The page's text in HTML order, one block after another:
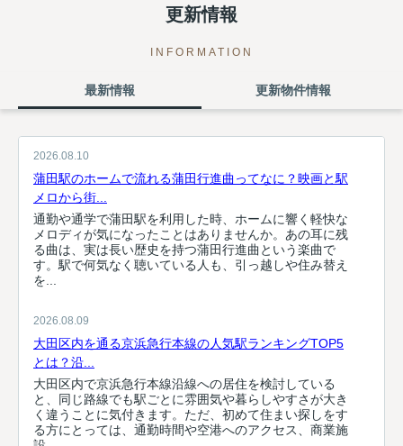
更新情報
INFORMATION
最新情報 更新物件情報
2026.08.10
蒲田駅のホームで流れる蒲田行進曲ってなに？映画と駅
メロから街...
通勤や通学で蒲田駅を利用した時、ホームに響く軽快な
メロディが気になったことはありませんか。あの耳に残
る曲は、実は長い歴史を持つ蒲田行進曲という楽曲で
す。駅で何気なく聴いている人も、引っ越しや住み替え
を...
2026.08.09
大田区内を通る京浜急行本線の人気駅ランキングTOP5
とは？沿...
大田区内で京浜急行本線沿線への居住を検討している
と、同じ路線でも駅ごとに雰囲気や暮らしやすさが大き
く違うことに気付きます。ただ、初めて住まい探しをす
る方にとっては、通勤時間や空港へのアクセス、商業施